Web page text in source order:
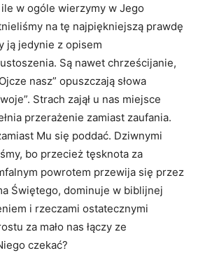
ile w ogóle wierzymy w Jego
na tę najpiękniejszą prawdę
ją jedynie z opisem
Są nawet chrześcijanie,
nasz” opuszczają słowa
Strach zajął u nas miejsce
przerażenie zamiast zaufania.
Mu się poddać. Dziwnymi
bo przecież tęsknota za
powrotem przewija się przez
Świętego, dominuje w biblijnej
i rzeczami ostatecznymi
za mało nas łączy ze
czekać?